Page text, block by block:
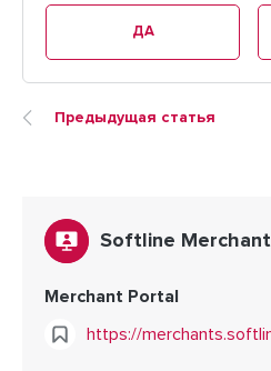
ДА
Предыдущая статья
Softline Merchant
Merchant Portal
https://